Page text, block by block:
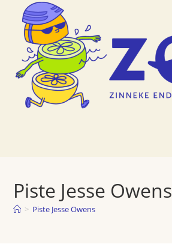
content
Piste Jesse Owens
> Piste Jesse Owens